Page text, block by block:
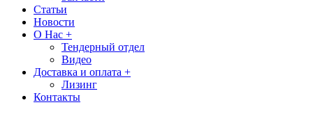
Статьи
Новости
О Нас +
Тендерный отдел
Видео
Доставка и оплата +
Лизинг
Контакты